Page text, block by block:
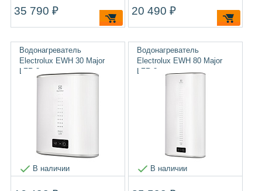
35 790 ₽ 20 490 ₽
Водонагреватель
Electrolux EWH 30 Major
LZR 3
В наличии
Водонагреватель
Electrolux EWH 80 Major
LZR 3
В наличии